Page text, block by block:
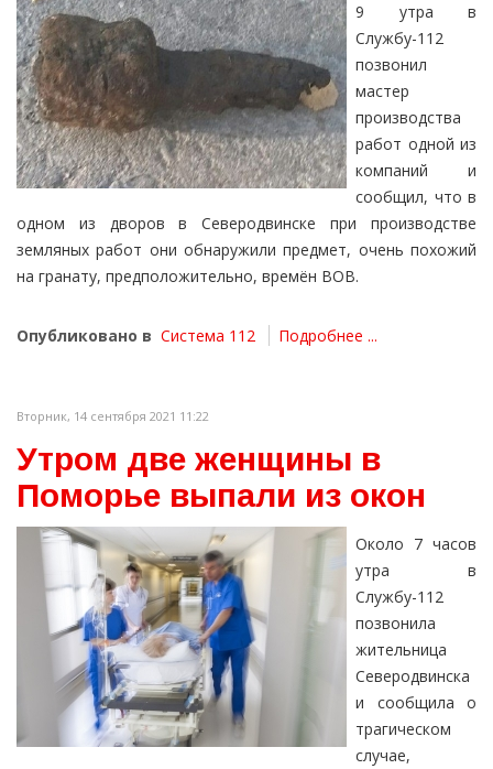
9 утра в
Службу-112
позвонил
мастер
производства
работ одной из
компаний и
сообщил, что в
одном из дворов в Северодвинске при производстве
земляных работ они обнаружили предмет, очень похожий
на гранату, предположительно, времён ВОВ.
Опубликовано в Система 112 Подробнее ...
Вторник, 14 сентября 2021 11:22
Утром две женщины в
Поморье выпали из окон
Около 7 часов
утра в
Службу-112
позвонила
жительница
Северодвинска
и сообщила о
трагическом
случае,